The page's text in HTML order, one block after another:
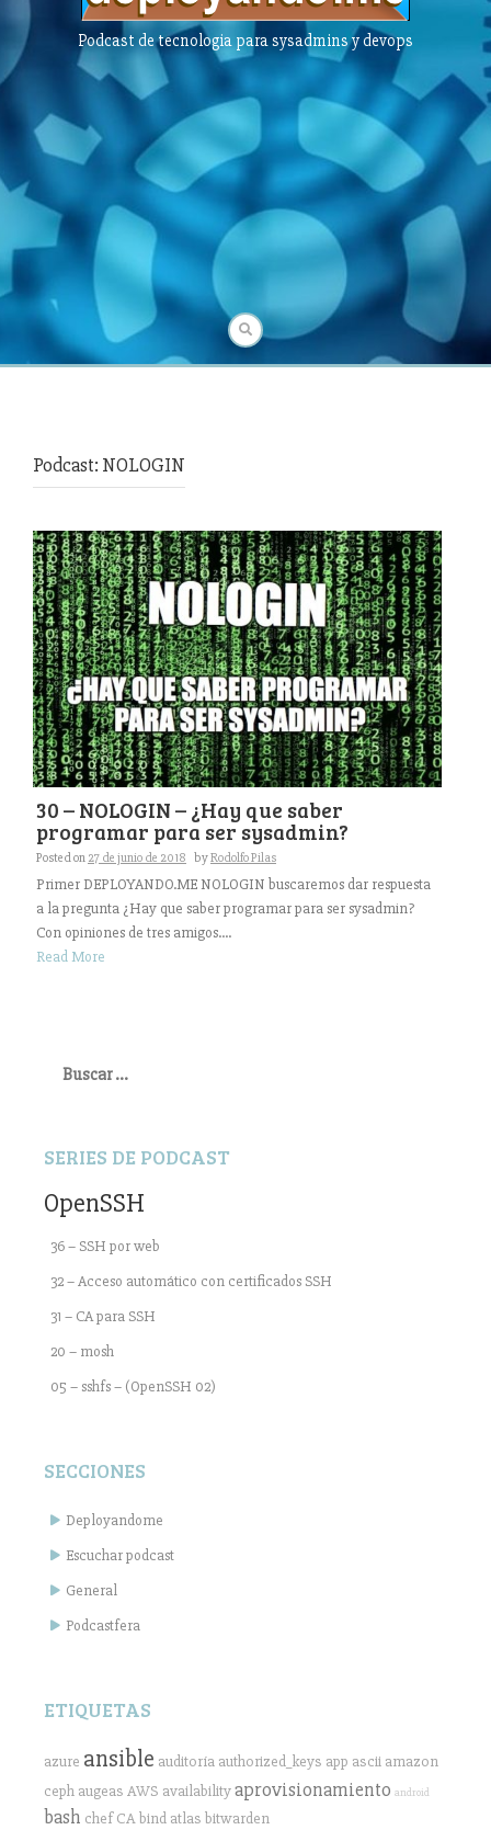
Podcast de tecnologia para sysadmins y devops
Podcast: NOLOGIN
30 – NOLOGIN – ¿Hay que saber
programar para ser sysadmin?
Posted on 27 de junio de 2018 byRodolfo Pilas
Primer DEPLOYANDO.ME NOLOGIN buscaremos dar respuesta
a la pregunta ¿Hay que saber programar para ser sysadmin?
Con opiniones de tres amigos....
Read More
SERIES DE PODCAST
OpenSSH
36 – SSH por web
32 – Acceso automático con certificados SSH
31 – CA para SSH
20 – mosh
05 – sshfs – (OpenSSH 02)
SECCIONES
Deployandome
Escuchar podcast
General
Podcastfera
ETIQUETAS
azure ansible auditoría authorized_keys app ascii amazon
ceph augeas AWS availabilityaprovisionamiento android
bash chef CAbind atlas bitwarden